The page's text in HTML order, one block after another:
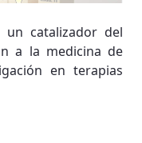
un catalizador del
a la medicina de
en terapias